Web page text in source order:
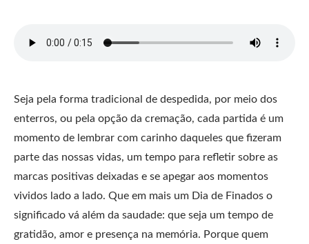
Seja pela forma tradicional de despedida, por meio dos
enterros, ou pela opção da cremação, cada partida é um
momento de lembrar com carinho daqueles que fizeram
parte das nossas vidas, um tempo para refletir sobre as
marcas positivas deixadas e se apegar aos momentos
vividos lado a lado. Que em mais um Dia de Finados o
significado vá além da saudade: que seja um tempo de
gratidão, amor e presença na memória. Porque quem